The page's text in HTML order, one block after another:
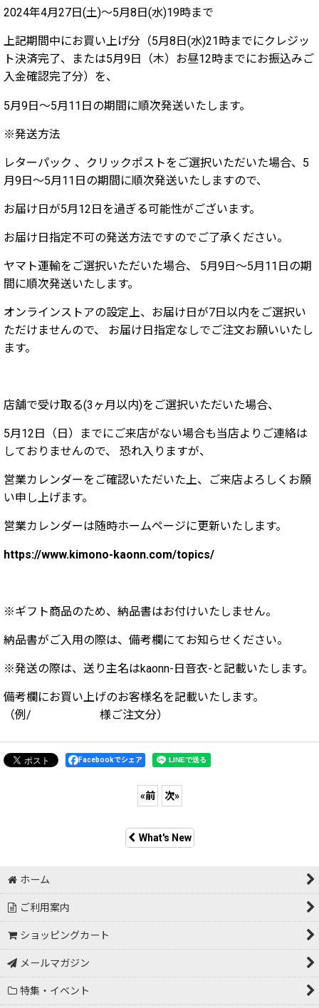
2024年4月27日(土)〜5月8日(水)19時まで
上記期間中にお買い上げ分（5月8日(水)21時までにクレジッ
ト決済完了、または5月9日（木）お昼12時までにお振込みご
入金確認完了分）を、
5月9日〜5月11日の期間に順次発送いたします。
※発送方法
レターパック 、クリックポストをご選択いただいた場合、5
月9日〜5月11日の期間に順次発送いたしますので、
お届け日が5月12日を過ぎる可能性がございます。
お届け日指定不可の発送方法ですのでご了承ください。
ヤマト運輸をご選択いただいた場合、 5月9日〜5月11日の期
間に順次発送いたします。
オンラインストアの設定上、お届け日が7日以内をご選択い
ただけませんので、 お届け日指定なしでご注文お願いいたし
ます。
店舗で受け取る(3ヶ月以内)をご選択いただいた場合、
5月12日（日）までにご来店がない場合も当店よりご連絡は
しておりませんので、 恐れ入りますが、
営業カレンダーをご確認いただいた上、ご来店よろしくお願
い申し上げます。
営業カレンダーは随時ホームページに更新いたします。
https://www.kimono-kaonn.com/topics/
※ギフト商品のため、納品書はお付けいたしません。
納品書がご入用の際は、備考欄にてお知らせください。
※発送の際は、送り主名はkaonn-日音衣-と記載いたします。
備考欄にお買い上げのお客様名を記載いたします。
（例/ 様ご注文分）
Facebookでシェア
«前 次»
What's New
ホーム
ご利用案内
ショッピングカート
メールマガジン
特集・イベント